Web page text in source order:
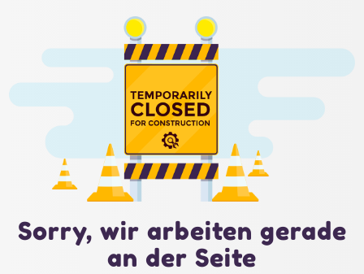
Sorry, wir arbeiten gerade
an der Seite